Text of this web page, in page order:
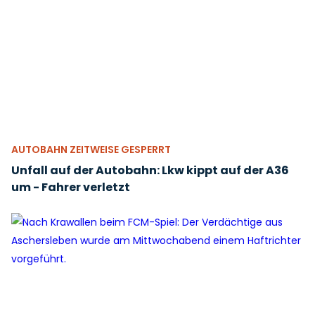
AUTOBAHN ZEITWEISE GESPERRT
Unfall auf der Autobahn: Lkw kippt auf der A36
um - Fahrer verletzt